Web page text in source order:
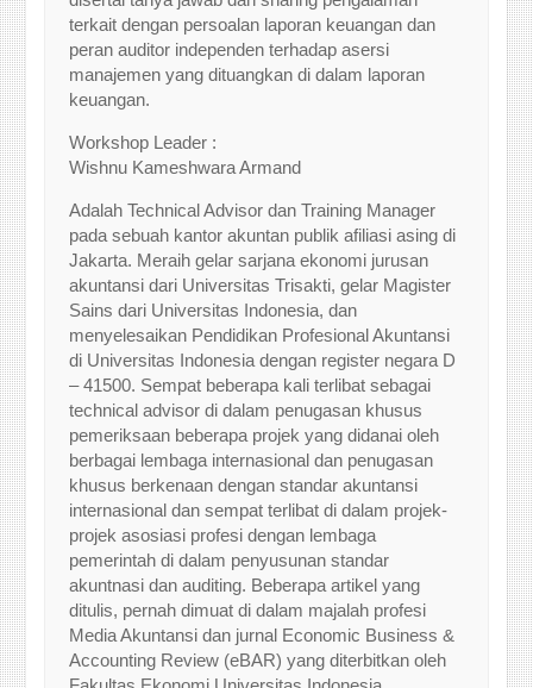
terkait dengan persoalan laporan keuangan dan
peran auditor independen terhadap asersi
manajemen yang dituangkan di dalam laporan
keuangan.
Workshop Leader :
Wishnu Kameshwara Armand
Adalah Technical Advisor dan Training Manager
pada sebuah kantor akuntan publik afiliasi asing di
Jakarta. Meraih gelar sarjana ekonomi jurusan
akuntansi dari Universitas Trisakti, gelar Magister
Sains dari Universitas Indonesia, dan
menyelesaikan Pendidikan Profesional Akuntansi
di Universitas Indonesia dengan register negara D
– 41500. Sempat beberapa kali terlibat sebagai
technical advisor di dalam penugasan khusus
pemeriksaan beberapa projek yang didanai oleh
berbagai lembaga internasional dan penugasan
khusus berkenaan dengan standar akuntansi
internasional dan sempat terlibat di dalam projek-
projek asosiasi profesi dengan lembaga
pemerintah di dalam penyusunan standar
akuntnasi dan auditing. Beberapa artikel yang
ditulis, pernah dimuat di dalam majalah profesi
Media Akuntansi dan jurnal Economic Business &
Accounting Review (eBAR) yang diterbitkan oleh